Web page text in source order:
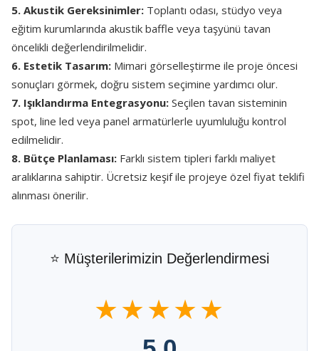
5. Akustik Gereksinimler: Toplantı odası, stüdyo veya
eğitim kurumlarında akustik baffle veya taşyünü tavan
öncelikli değerlendirilmelidir.
6. Estetik Tasarım: Mimari görselleştirme ile proje öncesi
sonuçları görmek, doğru sistem seçimine yardımcı olur.
7. Işıklandırma Entegrasyonu: Seçilen tavan sisteminin
spot, line led veya panel armatürlerle uyumluluğu kontrol
edilmelidir.
8. Bütçe Planlaması: Farklı sistem tipleri farklı maliyet
aralıklarına sahiptir. Ücretsiz keşif ile projeye özel fiyat teklifi
alınması önerilir.
⭐ Müşterilerimizin Değerlendirmesi
★★★★★